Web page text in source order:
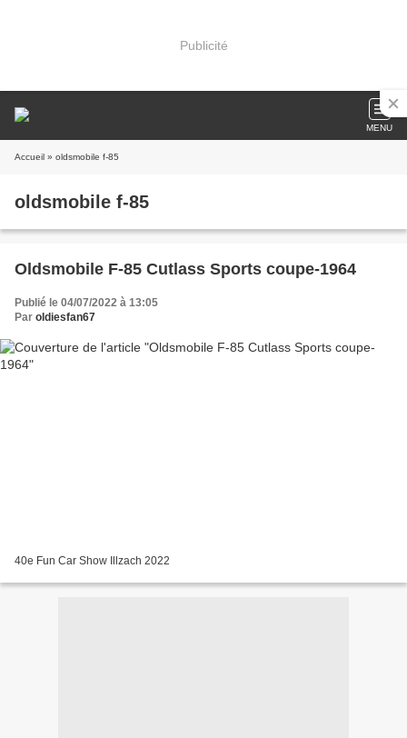
Publicité
MENU
Accueil » oldsmobile f-85
oldsmobile f-85
Oldsmobile F-85 Cutlass Sports coupe-1964
Publié le 04/07/2022 à 13:05
Par oldiesfan67
40e Fun Car Show Illzach 2022